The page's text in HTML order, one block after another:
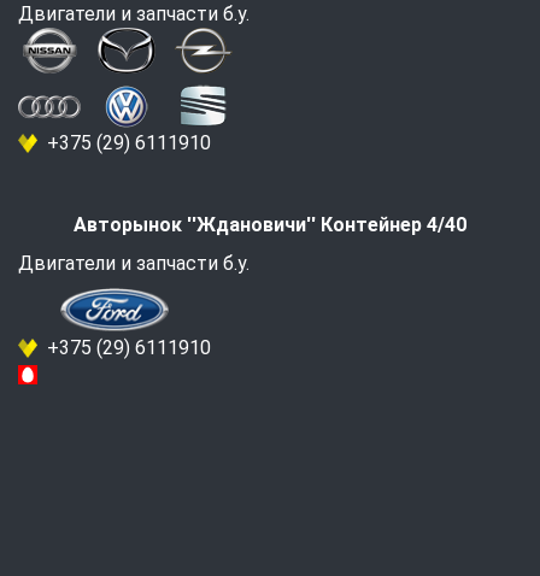
Двигатели и запчасти б.у.
+375 (29) 6111910
Авторынок ''Ждановичи'' Контейнер 4/40
Двигатели и запчасти б.у.
+375 (29) 6111910